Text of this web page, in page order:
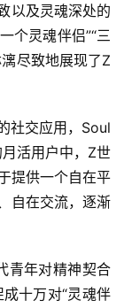
以及灵魂深处的
个灵魂伴侣”“三
尽致地展现了Z
社交应用，Soul
活用户中，Z世
提供一个自在平
自在交流，逐渐
青年对精神契合
十万对“灵魂伴